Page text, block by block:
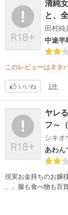
清純
と、
田村純
中途半
このレビューはネタ
いいね 1件
ヤレ
フ～
シキオ
あわん
現実お金持ちのお嬢
、、服も食べ物も百